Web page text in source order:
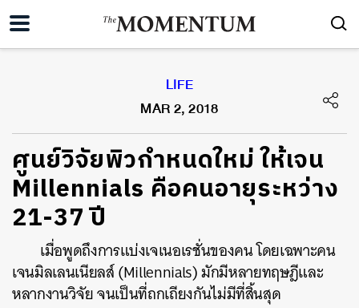
LIFE
MAR 2, 2018
ศูนย์วิจัยพิวกำหนดใหม่ ให้เจน
Millennials คือคนอายุระหว่าง
21-37 ปี
เมื่อพูดถึงการแบ่งเจเนอเรชั่นของคน โดยเฉพาะคน
เจนมิลเลนเนียลส์ (Millennials) มักมีหลายทฤษฎีและ
หลากงานวิจัย จนเป็นที่ถกเถียงกันไม่มีที่สิ้นสุด